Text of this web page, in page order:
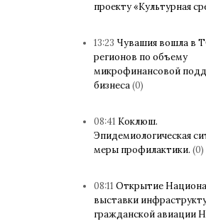
проекту «Культурная
13:23 Чувашия вошла в
регионов по объему
микрофинансовой
бизнеса(0)
08:41 Коклюш.
Эпидемиологическая
меры профилактики. (0)
08:11 Открытие
выставки
гражданской авиации